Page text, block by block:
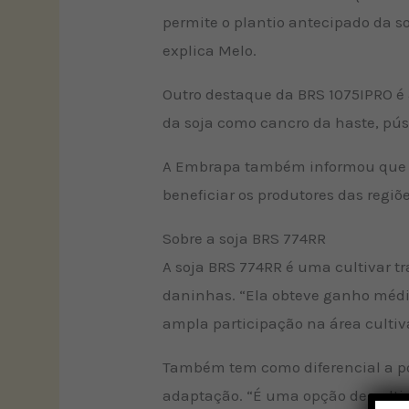
permite o plantio antecipado da
explica Melo.
Outro destaque da BRS
da soja como cancro da haste,
A Embrapa também informou
beneficiar os produtores das
Sobre a soja BRS 774RR
A soja BRS 774RR é uma
daninhas. “Ela obteve ganho
ampla participação na área
Também tem como diferencial a
adaptação. “É uma opção de